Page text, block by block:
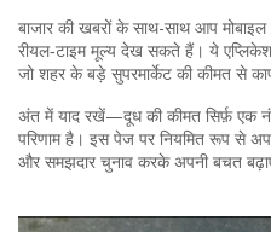
बाजार की खबरों के साथ-साथ आप
रीयल‑टाइम मूल्य देख सकते हैं। ये
जो शहर के बड़े सुपरमार्केट की कीमत से
अंत में याद रखें—दूध की कीमत सिर्फ़ एक
परिणाम है। इस पेज पर नियमित रूप से
और समझदार चुनाव करके अपनी बचत